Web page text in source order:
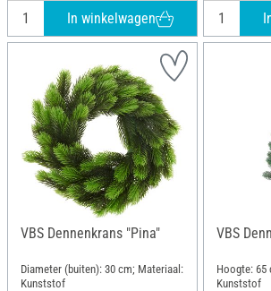
In winkelwagen
VBS Dennenkrans "Pina"
Diameter (buiten): 30 cm; Materiaal:
Kunststof
VBS
Hoogte: 65
Kunststof